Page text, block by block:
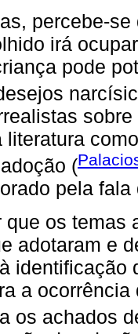
percebe-
irá
pode
literatura
(
pela
que os temas
adotaram e
identificação
a
os achados